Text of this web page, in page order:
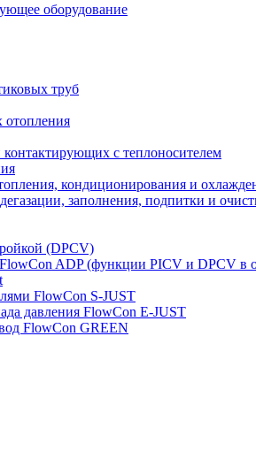
оборудование
труб
отопления
с теплоносителем
кондиционирования и
заполнения, подпитки и
(DPCV)
ADP (функции PICV и DPCV в
FlowСon S-JUST
давления FlowСon E-JUST
FlowСon GREEN